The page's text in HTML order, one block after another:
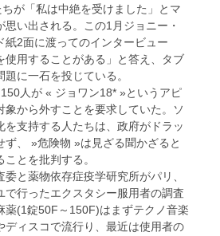
が「私は中絶を受けました」とマ
思い出される。この1月ジョニー・
紙2面に渡ってのインタービュー
使用することがある」と答え、タブ
に一石を投じている。
人が « ジョワン18* »というアピ
象から外すことを要求していた。ソ
を支持する人たちは、政府がドラッ
ず、 »危険物 »は見ざる聞かざると
ことを批判する。
と薬物依存症疫学研究所がパリ、
で行ったエクスタシー服用者の調査
薬(1錠50F～150F)はまずテクノ音楽
ディスコで流行り、最近は使用者の